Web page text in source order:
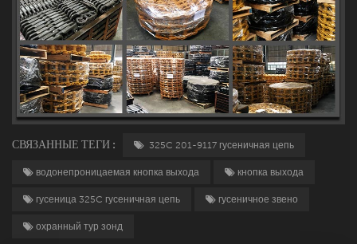
СВЯЗАННЫЕ ТЕГИ : 325C 201-9117 гусеничная цепь
водонепроницаемая кнопка выхода кнопка выхода
гусеница 325C гусеничная цепь гусеничное звено
охранный тур зонд